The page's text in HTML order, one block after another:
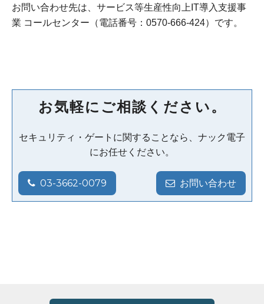
お問い合わせ先は、サービス等生産性向上IT導入支援事
業 コールセンター（電話番号：0570-666-424）です。
お気軽にご相談ください。
セキュリティ・ゲートに関することなら、ナック電子
にお任せください。
03-3662-0079 お問い合わせ